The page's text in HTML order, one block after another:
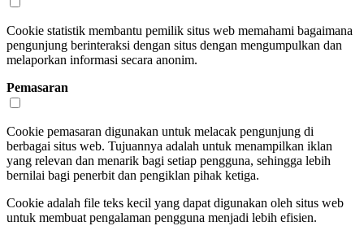
Cookie statistik membantu pemilik situs web memahami bagaimana
pengunjung berinteraksi dengan situs dengan mengumpulkan dan
melaporkan informasi secara anonim.
Pemasaran
Cookie pemasaran digunakan untuk melacak pengunjung di
berbagai situs web. Tujuannya adalah untuk menampilkan iklan
yang relevan dan menarik bagi setiap pengguna, sehingga lebih
bernilai bagi penerbit dan pengiklan pihak ketiga.
Cookie adalah file teks kecil yang dapat digunakan oleh situs web
untuk membuat pengalaman pengguna menjadi lebih efisien.